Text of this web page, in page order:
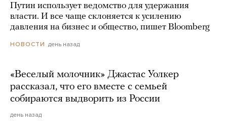
Путин использует ведомство для удержания
власти. И все чаще склоняется к усилению
давления на бизнес и общество, пишет Bloomberg
НОВОСТИ день назад
«Веселый молочник» Джастас Уолкер
рассказал, что его вместе с семьей
собираются выдворить из России
день назад